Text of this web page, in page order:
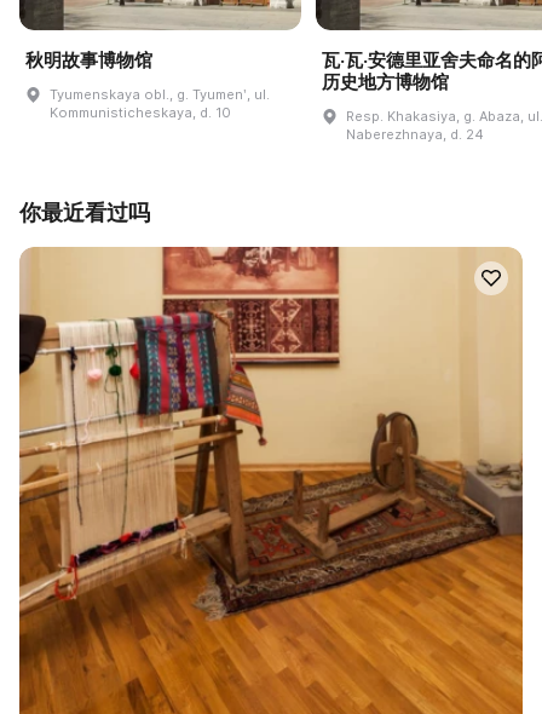
秋明故事博物馆
Tyumenskaya obl., g. Tyumenʹ, ul.
Kommunisticheskaya, d. 10
瓦·瓦·安德里亚舍夫命名的
历史地方博物馆
Resp. Khakasiya, g. Abaza, ul.
Naberezhnaya, d. 24
你最近看过吗